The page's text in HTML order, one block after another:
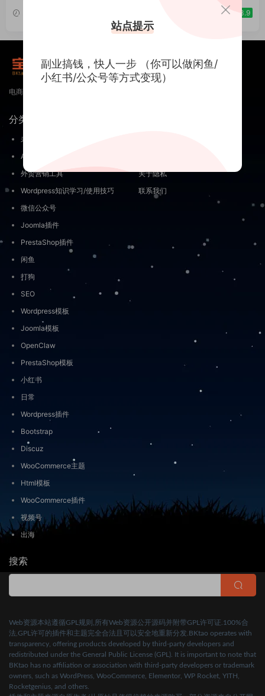
应商、汽车商店、自行车零件行业购物网站WordPress
3.9
电商 外贸出海跨境电商 淘宝 天猫 抖音 视频号直播短视频自媒体运营资源
分类
未分类
AI入门
外贸营销工具
Wordpress知识学习/使用技巧
微信公众号
Joomla插件
PrestaShop插件
闲鱼
打狗
SEO
Wordpress模板
Joomla模板
OpenClaw
PrestaShop模板
小红书
日常
Wordpress插件
Bootstrap
Discuz
WooCommerce主题
Html模板
WooCommerce插件
视频号
出海
关于隐私
联系我们
搜索
Web资源本站遵循GPL规则,所有Web资源公开源码并附带GPL许可证.100%合
法,GPL许可的插件和主题完全合法且可以安全地重新分发.BKtao operates with
transparency, offering products developed by third-party developers and
redistributed under the General Public License (GPL). It is important to note that
BKtao has no affiliation or association with third-party developers or trademark
owners, such as WordPress, WooCommerce, Elementor, WP Rocket, YITH,
Rocketgenius, and others.
站点提示
副业搞钱，快人一步 （你可以做闲鱼/
小红书/公众号等方式变现）